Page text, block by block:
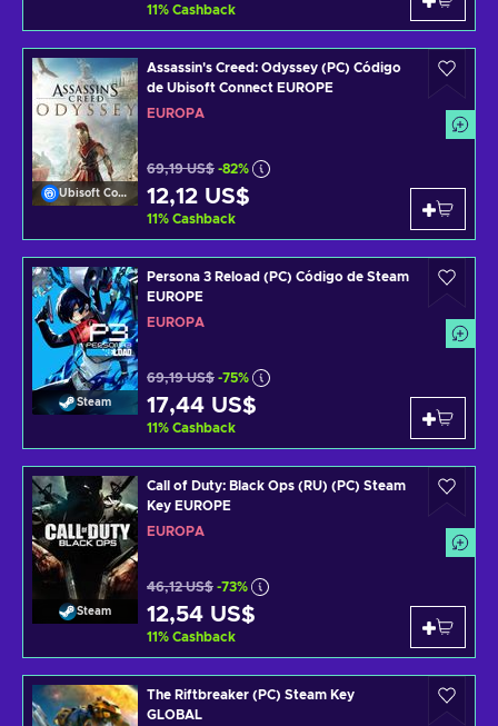
11% Cashback
Ubisoft Connect
Assassin's Creed: Odyssey (PC) Código
de Ubisoft Connect EUROPE
EUROPA
69,19 US$ -82%
12,12 US$
11% Cashback
Steam
Persona 3 Reload (PC) Código de Steam
EUROPE
EUROPA
69,19 US$ -75%
17,44 US$
11% Cashback
Steam
Call of Duty: Black Ops (RU) (PC) Steam
Key EUROPE
EUROPA
46,12 US$ -73%
12,54 US$
11% Cashback
The Riftbreaker (PC) Steam Key
GLOBAL